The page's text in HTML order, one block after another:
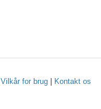
Vilkår for brug| Kontakt os